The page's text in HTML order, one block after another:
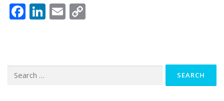
Facebook
LinkedIn
Email
for: